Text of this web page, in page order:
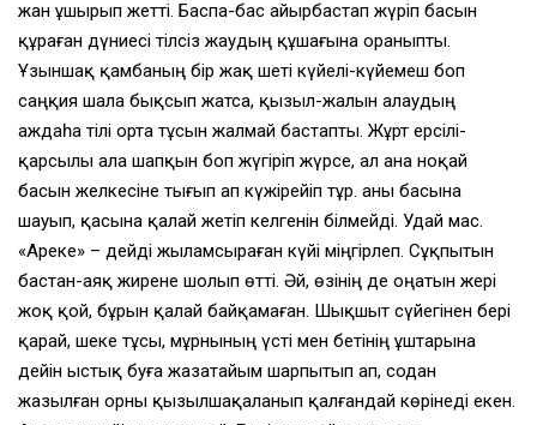
жан ұшырып жеттi. Баспа-бас айырбастап жүрiп басын
құраған дүниесi тiлсiз жаудың құшағына ораныпты.
Ұзыншақ қамбаның бiр жақ шетi күйелi-күйемеш боп
саңқия шала бықсып жатса, қызыл-жалын алаудың
аждаһа тiлi орта тұсын жалмай бастапты. Жұрт ерсiлi-
қарсылы ала шапқын боп жүгiрiп жүрсе, ал ана ноқай
басын желкесiне тығып ап күжiрейiп тұр. Қаны басына
шауып, қасына қалай жетiп келгенiн бiлмейдi. Удай мас.
«Ареке» – дейдi жыламсыраған күйi мiңгiрлеп. Сұқпытын
бастан-аяқ жирене шолып өттi. Әй, өзiнiң де оңатын жерi
жоқ қой, бұрын қалай байқамаған. Шықшыт сүйегiнен берi
қарай, шеке тұсы, мұрнының үстi мен бетiнiң ұштарына
дейiн ыстық буға жазатайым шарпытып ап, содан
жазылған орны қызылшақаланып қалғандай көрiнедi екен.